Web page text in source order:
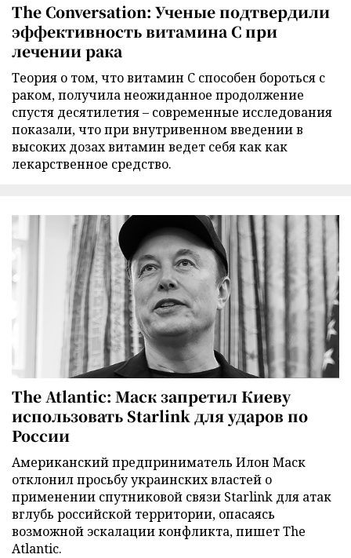
The Conversation: Ученые подтвердили
эффективность витамина C при
лечении рака
Теория о том, что витамин C способен бороться с
раком, получила неожиданное продолжение
спустя десятилетия – современные исследования
показали, что при внутривенном введении в
высоких дозах витамин ведет себя как как
лекарственное средство.
The Atlantic: Маск запретил Киеву
использовать Starlink для ударов по
России
Американский предприниматель Илон Маск
отклонил просьбу украинских властей о
применении спутниковой связи Starlink для атак
вглубь российской территории, опасаясь
возможной эскалации конфликта, пишет The
Atlantic.